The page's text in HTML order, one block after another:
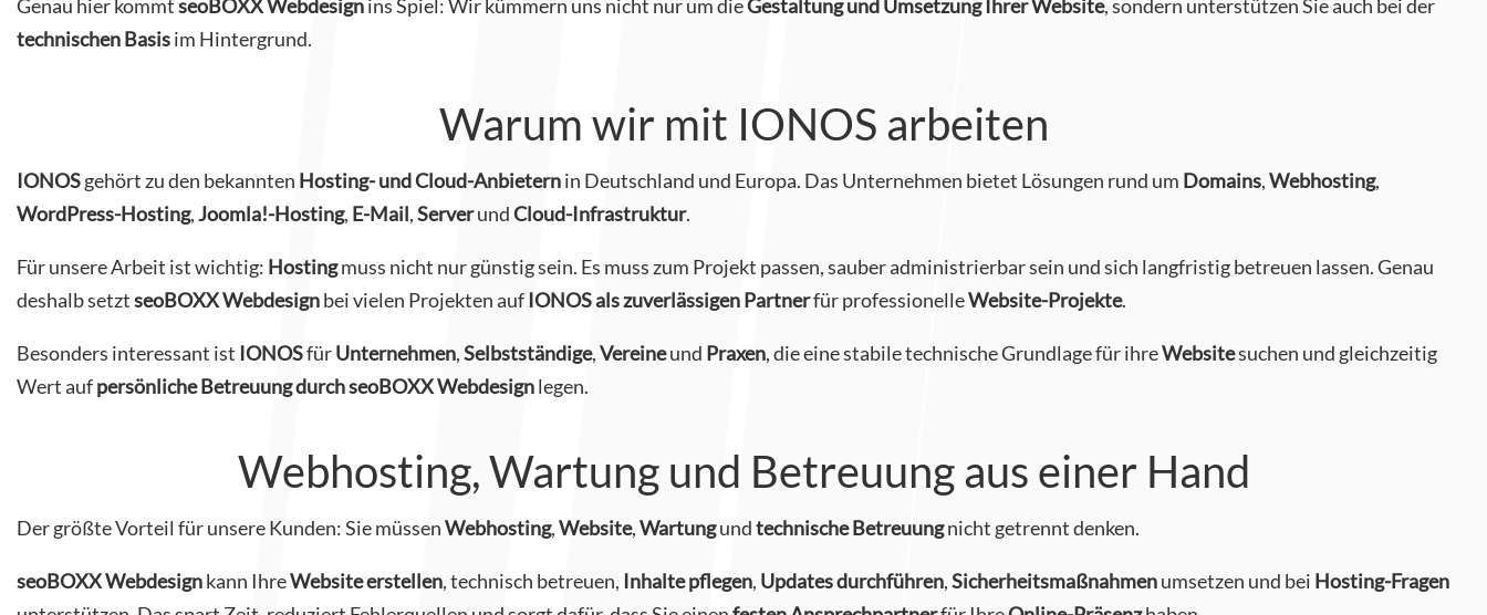
Genau hier kommtseoBOXX Webdesignins Spiel: Wir kümmern uns nicht nur um dieGestaltung und Umsetzung Ihrer Website, sondern unterstützen Sie auch bei der
technischen Basisim Hintergrund.
Warum wir mit IONOS arbeiten
IONOSgehört zu den bekannten Hosting- und Cloud-Anbieternin Deutschland und Europa. Das Unternehmen bietet Lösungen rund um Domains,Webhosting,
WordPress-Hosting,Joomla!-Hosting, E-Mail,ServerundCloud-Infrastruktur.
Für unsere Arbeit ist wichtig: Hostingmuss nicht nur günstig sein. Es muss zum Projekt passen, sauber administrierbar sein und sich langfristig betreuen lassen. Genau
deshalb setztseoBOXX Webdesignbei vielen Projekten auf IONOS als zuverlässigen Partnerfür professionelleWebsite-Projekte.
Besonders interessant ist IONOSfürUnternehmen,Selbstständige,Vereineund Praxen, die eine stabile technische Grundlage für ihreWebsitesuchen und gleichzeitig
Wert aufpersönliche Betreuung durch seoBOXX Webdesignlegen.
Webhosting, Wartung und Betreuung aus einer Hand
Der größte Vorteil für unsere Kunden: Sie müssenWebhosting,Website,Wartungundtechnische Betreuungnicht getrennt denken.
seoBOXX Webdesignkann IhreWebsite erstellen, technisch betreuen, Inhalte pflegen, Updates durchführen,Sicherheitsmaßnahmenumsetzen und bei Hosting-Fragen